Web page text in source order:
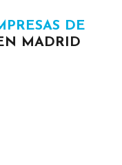
DE
MADRID